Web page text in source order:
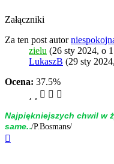
Załączniki
Za ten post autor
zielu (26 sty 2024, o
LukaszB (29 sty
Ocena: 37.5%
Naj­piękniej­szych chwil w
same../P.Bosmans/